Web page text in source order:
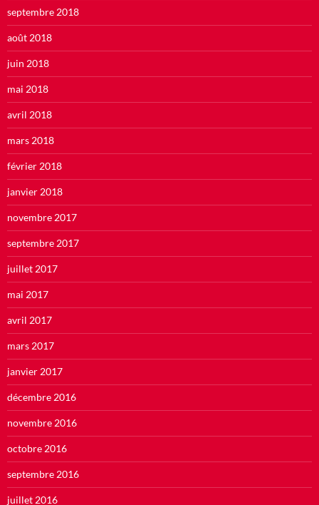
septembre 2018
août 2018
juin 2018
mai 2018
avril 2018
mars 2018
février 2018
janvier 2018
novembre 2017
septembre 2017
juillet 2017
mai 2017
avril 2017
mars 2017
janvier 2017
décembre 2016
novembre 2016
octobre 2016
septembre 2016
juillet 2016